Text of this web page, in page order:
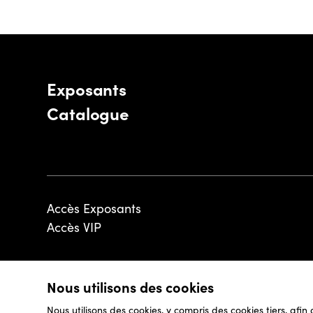
Nous utilisons des cookies
Nous utilisons des cookies, y compris des cookies tiers,
Exposants
Catalogue
Accès Exposants
Accès VIP
© 2026 - Luxembourg Art Week S.A.